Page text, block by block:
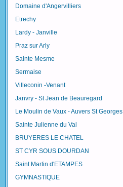
Domaine d'Angervilliers
Etrechy
Lardy - Janville
Praz sur Arly
Sainte Mesme
Sermaise
Villeconin -Venant
Janvry - St Jean de Beauregard
Le Moulin de Vaux - Auvers St Georges
Sainte Julienne du Val
BRUYERES LE CHATEL
ST CYR SOUS DOURDAN
Saint Martin d'ETAMPES
GYMNASTIQUE